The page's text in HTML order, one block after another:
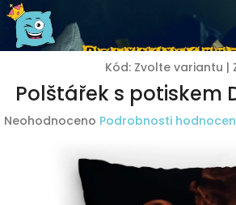
Přejít
na
obsah
Kód: Zvolte variantu |
Polštářek s potiskem
Průměrné
Neohodnoceno Podrobnosti